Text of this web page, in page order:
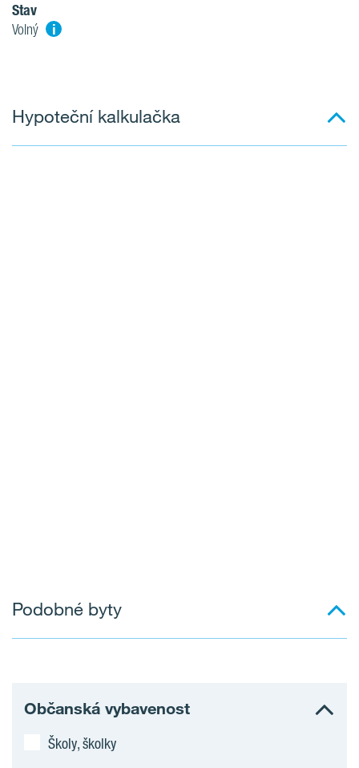
Stav
Volný i
Hypoteční kalkulačka
Podobné byty
Občanská vybavenost
Školy, školky